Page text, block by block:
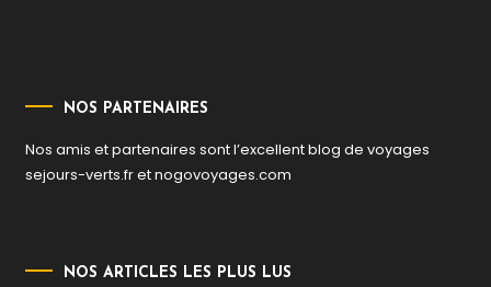
NOS PARTENAIRES
Nos amis et partenaires sont l’excellent blog de voyages
sejours-verts.fretnogovoyages.com
NOS ARTICLES LES PLUS LUS